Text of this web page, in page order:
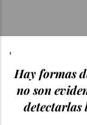
'
Hay formas
no son
detectarlas